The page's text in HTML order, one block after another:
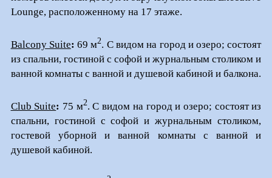
Lounge, расположенному на 17 этаже.
Balcony Suite:69 м2. С видом на город и озеро; состоят
из спальни, гостиной с софой и журнальным столиком и
ванной комнаты с ванной и душевой кабиной и балкона.
Club Suite: 75 м2. С видом на город и озеро; состоят из
спальни, гостиной с софой и журнальным столиком,
гостевой уборной и ванной комнаты с ванной и
душевой кабиной.